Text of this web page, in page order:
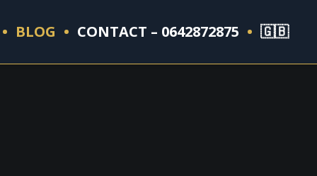
BLOG CONTACT – 0642872875 🇬🇧